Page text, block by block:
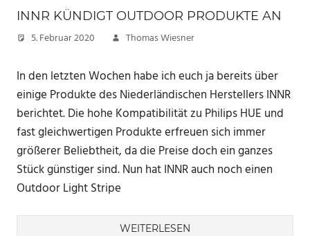
INNR KÜNDIGT OUTDOOR PRODUKTE AN
5. Februar 2020 Thomas Wiesner
In den letzten Wochen habe ich euch ja bereits über
einige Produkte des Niederländischen Herstellers INNR
berichtet. Die hohe Kompatibilität zu Philips HUE und
fast gleichwertigen Produkte erfreuen sich immer
größerer Beliebtheit, da die Preise doch ein ganzes
Stück günstiger sind. Nun hat INNR auch noch einen
Outdoor Light Stripe
WEITERLESEN